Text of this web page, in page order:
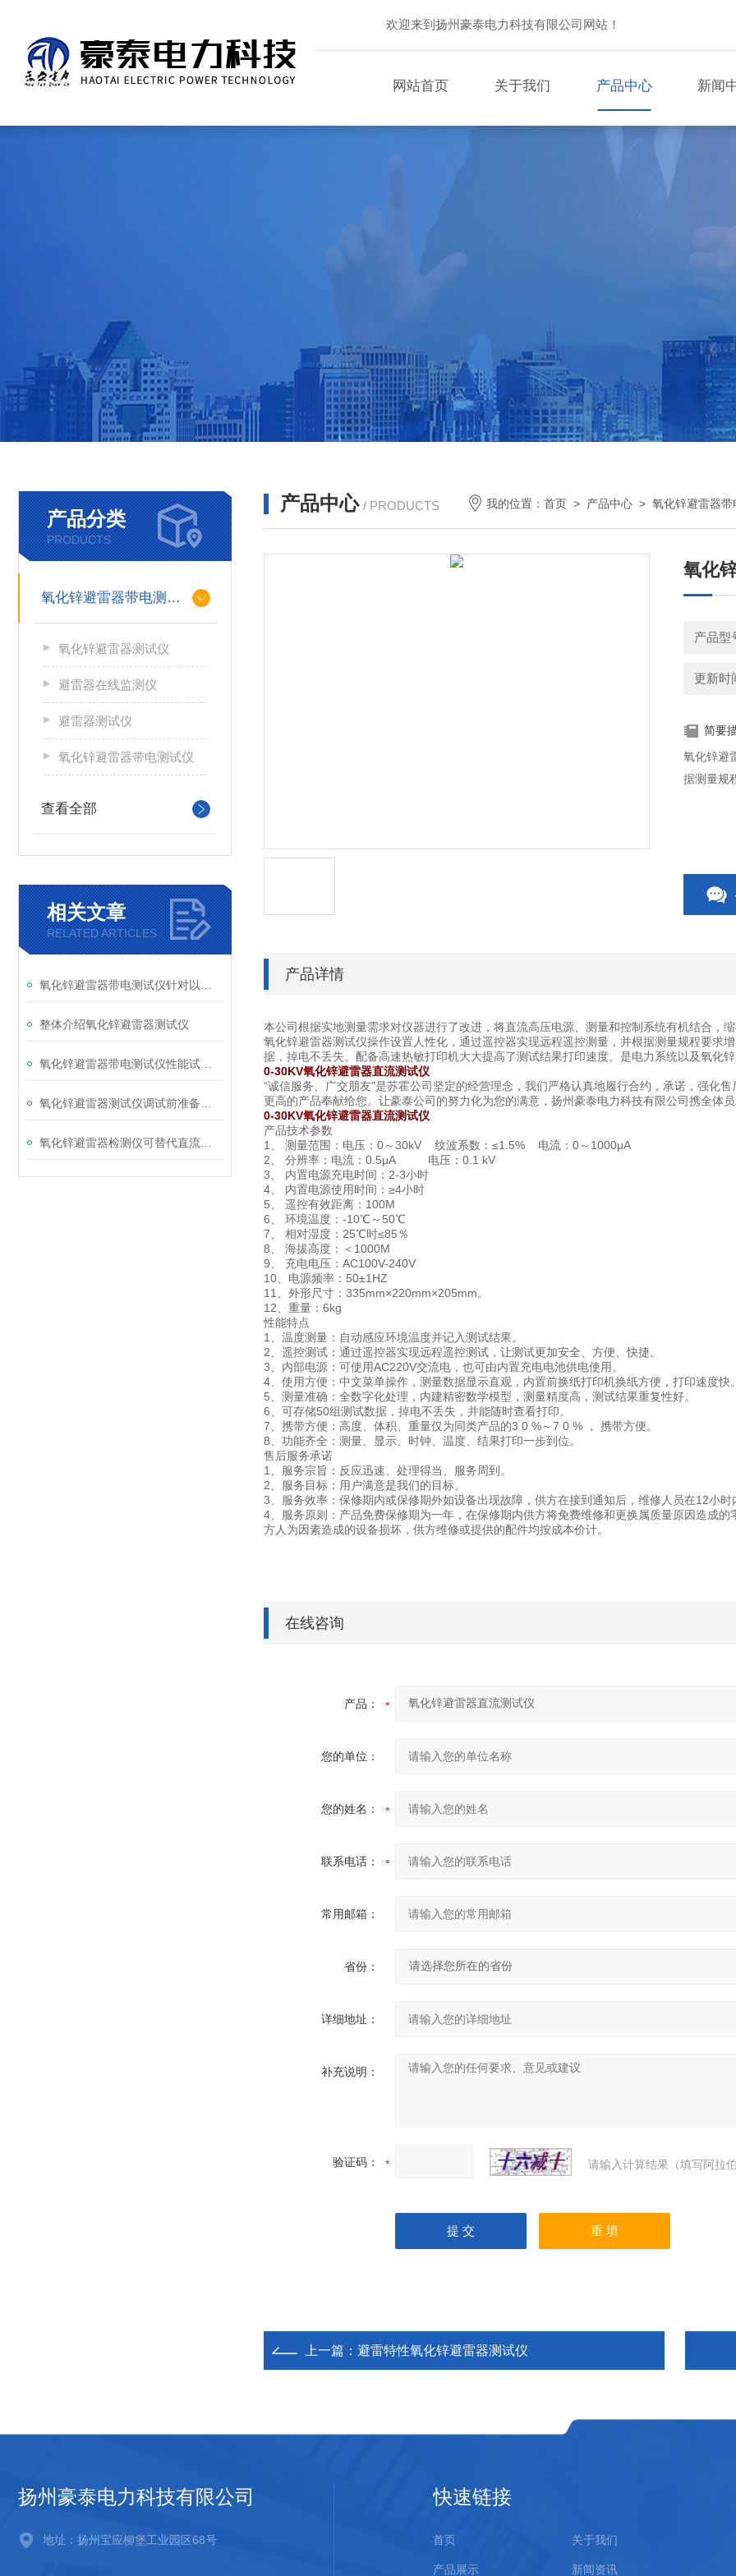
欢迎来到扬州豪泰电力科技有限公司网站！
网站首页 关于我们 产品中心 新闻
产品分类
PRODUCTS
氧化锌避雷器带电测试仪（氧化锌避雷器测试仪）
氧化锌避雷器测试仪
避雷器在线监测仪
避雷器测试仪
氧化锌避雷器带电测试仪
查看全部
相关文章
RELATED ARTICLES
整体介绍氧化锌避雷器测试仪
产品中心 / PRODUCTS 我的位置：首页 > 产品中心 >氧化锌避雷器
氧化
产品型
更新时
简要
氧化锌避
据测量规
产品详情
本公司根据实地测量需求对仪器进行了改进，将直流高压电源、测量和控制系统有机结合，
氧化锌避雷器测试仪操作设置人性化，通过遥控器实现远程遥控测量，并根据测量规程要求
据，掉电不丢失。配备高速热敏打印机大大提高了测试结果打印速度。是电力系统以及氧化
0-30KV氧化锌避雷器直流测试仪
“诚信服务、广交朋友"是苏霍公司坚定的经营理念，我们严格认真地履行合约，承诺，强化
更高的产品奉献给您。让豪泰公司的努力化为您的满意，扬州豪泰电力科技有限公司携全体
0-30KV氧化锌避雷器直流测试仪
产品技术参数
1、 测量范围：电压：0～30kV 纹波系数：≤1.5% 电流：0～1000μA
2、 分辨率：电流：0.5μA 电压：0.1 kV
3、 内置电源充电时间：2-3小时
4、 内置电源使用时间：≥4小时
5、 遥控有效距离：100M
6、 环境温度：-10℃～50℃
7、 相对湿度：25℃时≤85％
8、 海拔高度：＜1000M
9、 充电电压：AC100V-240V
10、电源频率：50±1HZ
11、外形尺寸：335mm×220mm×205mm。
12、重量：6kg
性能特点
1、温度测量：自动感应环境温度并记入测试结果。
2、遥控测试：通过遥控器实现远程遥控测试，让测试更加安全、方便、快捷。
3、内部电源：可使用AC220V交流电，也可由内置充电电池供电使用。
4、使用方便：中文菜单操作，测量数据显示直观，内置前换纸打印机换纸方便，打印速度快
5、测量准确：全数字化处理，内建精密数学模型，测量精度高，测试结果重复性好。
6、可存储50组测试数据，掉电不丢失，并能随时查看打印。
7、携带方便：高度、体积、重量仅为同类产品的3 0 %～7 0 % ， 携带方便。
8、功能齐全：测量、显示、时钟、温度、结果打印一步到位。
售后服务承诺
1、服务宗旨：反应迅速、处理得当、服务周到。
2、服务目标：用户满意是我们的目标。
3、服务效率：保修期内或保修期外如设备出现故障，供方在接到通知后，维修人员在12小
4、服务原则：产品免费保修期为一年，在保修期内供方将免费维修和更换属质量原因造成
方人为因素造成的设备损坏，供方维修或提供的配件均按成本价计。
在线咨询
产品：
您的单位：
您的姓名：
联系电话：
常用邮箱：
省份：
详细地址：
补充说明：
验证码： 请输入计算结果（填写阿拉
上一篇： 避雷特性氧化锌避雷器测试仪
扬州豪泰电力科技有限公司
地址：扬州宝应柳堡工业园区68号
快速链接
首页 关于我们
产品展示 新闻资讯